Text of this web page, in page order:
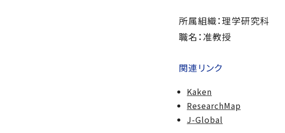
所属組織：理学研究科
職名：准教授
関連リンク
Kaken
ResearchMap
J-Global